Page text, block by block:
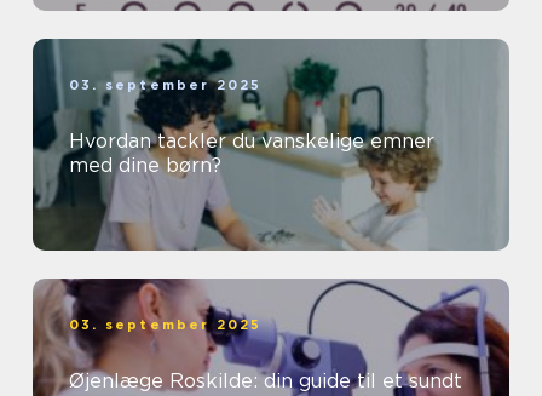
03. september 2025
Hvordan tackler du vanskelige emner
med dine børn?
03. september 2025
Øjenlæge Roskilde: din guide til et sundt